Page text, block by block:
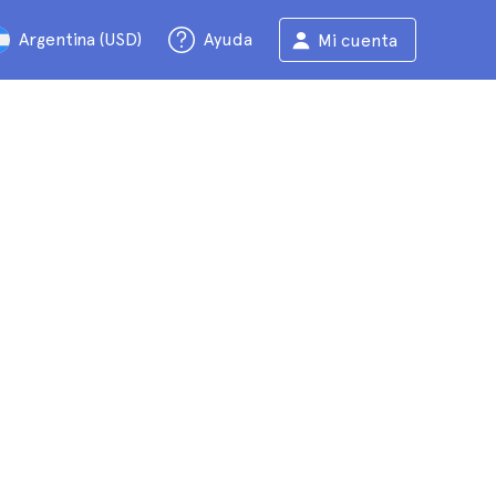
Argentina (USD) Ayuda Mi cuenta